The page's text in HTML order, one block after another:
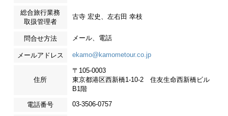
総合旅行業務
取扱管理者
古寺 宏史、左右田 幸枝
問合せ方法 メール、電話
メールアドレス ekamo@kamometour.co.jp
住所
〒105-0003
東京都港区西新橋1-10-2 住友生命西新橋ビル
B1階
電話番号 03-3506-0757